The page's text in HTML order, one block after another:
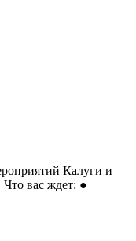
Калуги и
вас ждет: ●